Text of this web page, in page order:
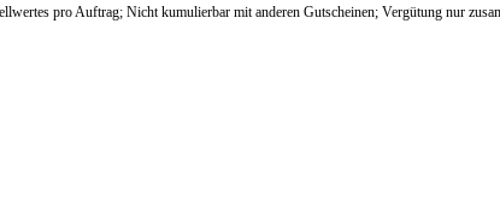
pro Auftrag; Nicht kumulierbar mit anderen Gutscheinen; Vergütung nur